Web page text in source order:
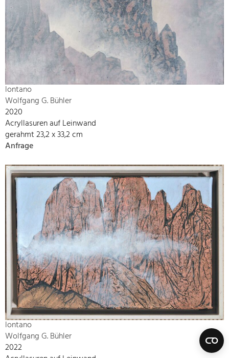
lontano
Wolfgang G. Bühler
2020
Acryllasuren auf Leinwand
gerahmt 23,2 x 33,2 cm
Anfrage
lontano
Wolfgang G. Bühler
2022